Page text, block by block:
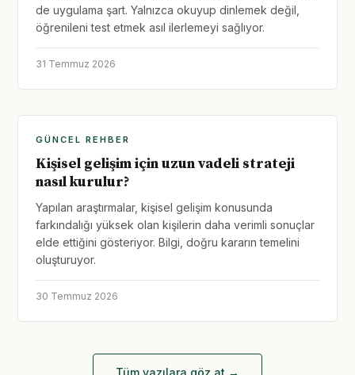
de uygulama şart. Yalnızca okuyup dinlemek değil,
öğrenileni test etmek asıl ilerlemeyi sağlıyor.
31 Temmuz 2026
GÜNCEL REHBER
Kişisel gelişim için uzun vadeli strateji
nasıl kurulur?
Yapılan araştırmalar, kişisel gelişim konusunda
farkındalığı yüksek olan kişilerin daha verimli sonuçlar
elde ettiğini gösteriyor. Bilgi, doğru kararın temelini
oluşturuyor.
30 Temmuz 2026
Tüm yazılara göz at →